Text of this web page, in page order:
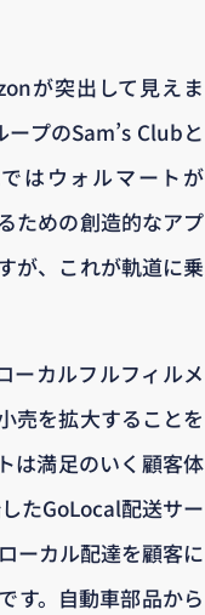
が突出して見えま
プのSam’s Clubと
はウォルマートが
ための創造的なアプ
が、これが軌道に乗
ーカルフルフィルメ
売を拡大することを
は満足のいく顧客体
たGoLocal配送サー
ーカル配達を顧客に
す。自動車部品から